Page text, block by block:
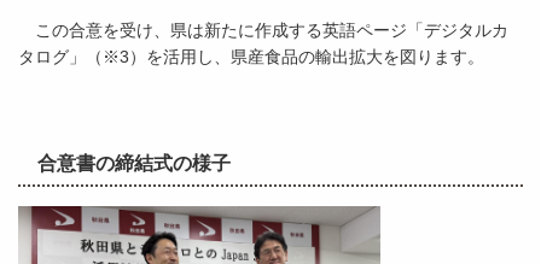
この合意を受け、県は新たに作成する英語ページ「デジタルカ
タログ」（※3）を活用し、県産食品の輸出拡大を図ります。
合意書の締結式の様子